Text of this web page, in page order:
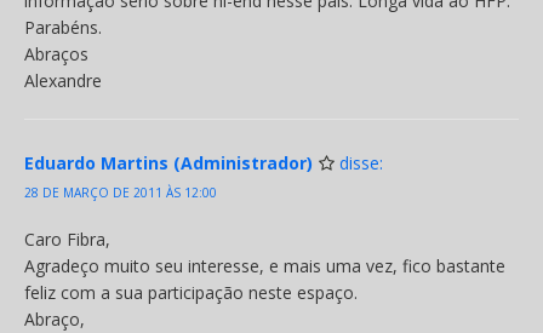
Parabéns.
Abraços
Alexandre
Eduardo Martins (Administrador) disse:
28 DE MARÇO DE 2011 ÀS 12:00
Caro Fibra,
Agradeço muito seu interesse, e mais uma vez, fico bastante
feliz com a sua participação neste espaço.
Abraço,